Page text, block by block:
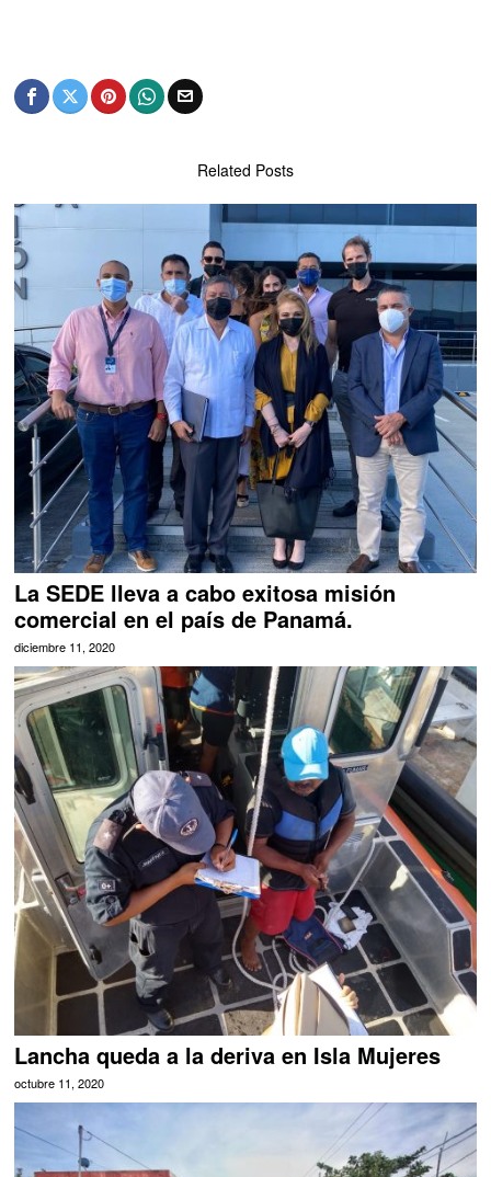
Related Posts
La SEDE lleva a cabo exitosa misión
comercial en el país de Panamá.
diciembre 11, 2020
Lancha queda a la deriva en Isla Mujeres
octubre 11, 2020